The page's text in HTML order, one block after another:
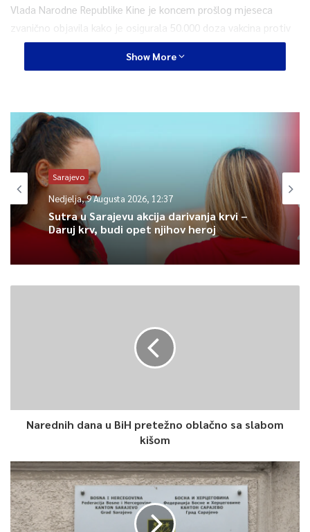
Vlada Narodne Republike Kine je koncem prošlog mjeseca
zvanično objavila kako je osigurala 50.000 doza vakcina protiv
koronavirusa za BiH. Po raspodjeli utvrđenoj u Vijeću ministara
BiH Federacija BiH će dobiti 30.380 vakcina, Republika Srpska
Show More
Sarajevo
Nedjelja, 9 Augusta 2026, 12:37
Sutra u Sarajevu akcija darivanja krvi –
Daruj krv, budi opet njihov heroj
Narednih dana u BiH pretežno oblačno sa slabom
kišom